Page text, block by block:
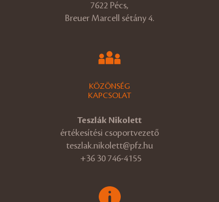
7622 Pécs,
Breuer Marcell sétány 4.
KÖZÖNSÉG
KAPCSOLAT
Teszlák Nikolett
értékesítési csoportvezető
teszlak.nikolett@pfz.hu
+36 30 746-4155